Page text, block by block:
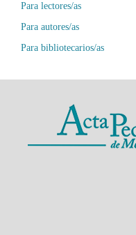
Para lectores/as
Para autores/as
Para bibliotecarios/as